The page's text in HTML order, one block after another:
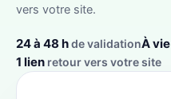
vers votre site.
24 à 48 hde validationÀ vie
1 lien retour vers votre site